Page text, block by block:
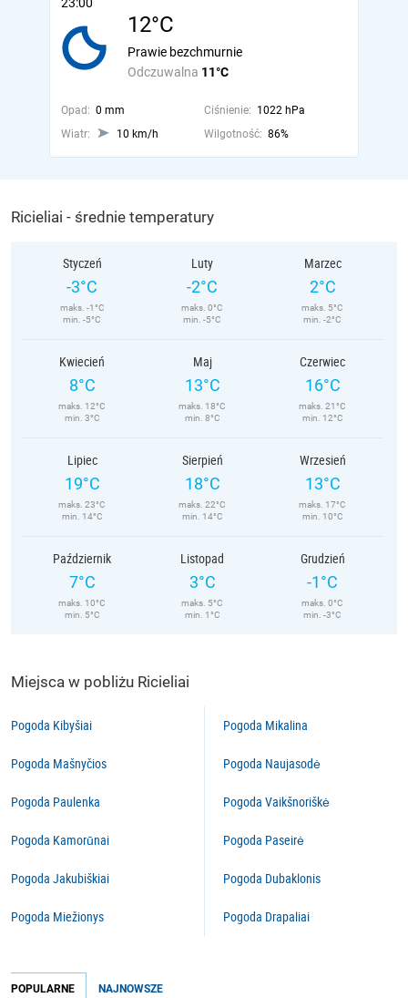
12°C
Odczuwalna 11°C
Prawie bezchmurnie
Opad: 0 mm Ciśnienie: 1022 hPa
Wiatr:
10 km/h Wilgotność: 86%
Ricieliai - średnie temperatury
Styczeń
-3°C
maks. -1°C
min. -5°C
Luty
-2°C
maks. 0°C
min. -5°C
Marzec
2°C
maks. 5°C
min. -2°C
Kwiecień
8°C
maks. 12°C
min. 3°C
Maj
13°C
maks. 18°C
min. 8°C
Czerwiec
16°C
maks. 21°C
min. 12°C
Lipiec
19°C
maks. 23°C
min. 14°C
Sierpień
18°C
maks. 22°C
min. 14°C
Wrzesień
13°C
maks. 17°C
min. 10°C
Październik
7°C
maks. 10°C
min. 5°C
Listopad
3°C
maks. 5°C
min. 1°C
Grudzień
-1°C
maks. 0°C
min. -3°C
Miejsca w pobliżu Ricieliai
Pogoda Kibyšiai
Pogoda Mašnyčios
Pogoda Paulenka
Pogoda Kamorūnai
Pogoda Jakubiškiai
Pogoda Miežionys
Pogoda Mikalina
Pogoda Naujasodė
Pogoda Vaikšnoriškė
Pogoda Paseirė
Pogoda Dubaklonis
Pogoda Drapaliai
POPULARNE NAJNOWSZE